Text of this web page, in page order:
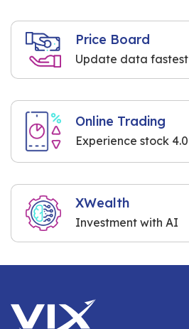
Price Board
Update data fastest
Online Trading
Experience stock 4.0
XWealth
Investment with AI